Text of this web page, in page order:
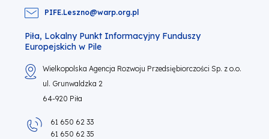
PIFE.Leszno@warp.org.pl
Piła, Lokalny Punkt Informacyjny Funduszy
Europejskich w Pile
Wielkopolska Agencja Rozwoju Przedsiębiorczości Sp. z o.o.
ul. Grunwaldzka 2
64-920 Piła
61 650 62 33
61 650 62 35